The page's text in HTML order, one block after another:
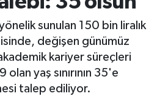
sunulan 150 bin liralık
değişen günümüz
kariyer süreçleri
yaş sınırının 35'e
talep ediliyor.
ve Fikstür